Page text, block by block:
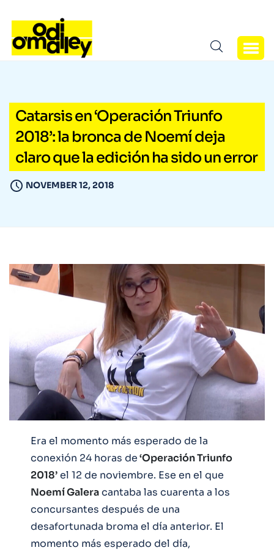
Catarsis en ‘Operación Triunfo
2018’: la bronca de Noemí deja
claro que la edición ha sido un error
NOVEMBER 12, 2018
Era el momento más esperado de la
conexión 24 horas de‘Operación Triunfo
2018’el 12 de noviembre. Ese en el que
Noemí Galeracantaba las cuarenta a los
concursantes después de una
desafortunada broma el día anterior. El
momento más esperado del día,